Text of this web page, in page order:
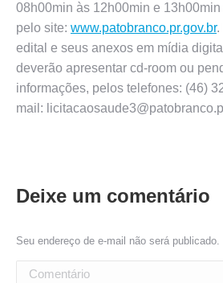
08h00min às 12h00min e
pelo site: www.patobranco.pr.gov.br.
edital e seus anexos em mídia
deverão apresentar cd-room ou
informações, pelos telefones: (46)
mail:
Deixe um comentário
Seu endereço de e-mail não será publicado.
Comentário